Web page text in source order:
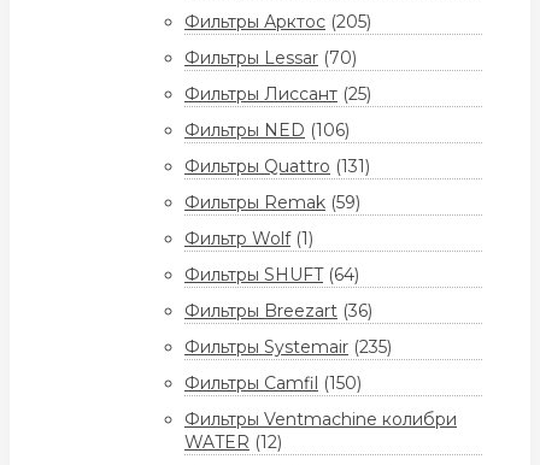
Фильтры Арктос (205)
Фильтры Lessar (70)
Фильтры Лиссант (25)
Фильтры NED (106)
Фильтры Quattro (131)
Фильтры Remak (59)
Фильтр Wolf (1)
Фильтры SHUFT (64)
Фильтры Breezart (36)
Фильтры Systemair (235)
Фильтры Camfil (150)
Фильтры Ventmachine колибри
WATER (12)